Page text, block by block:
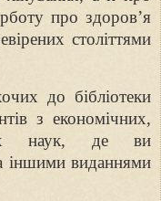
про здоров’я
століттями
до бібліотеки
з економічних,
наук, де ви
іншими виданнями